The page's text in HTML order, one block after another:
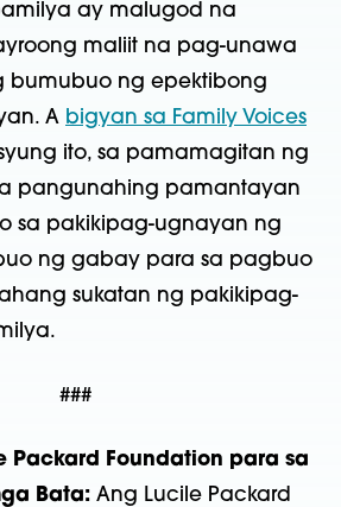
ay malugod na
maliit na pag-unawa
bumubuo ng epektibong
A bigyan sa Family Voices
ito, sa pamamagitan ng
pangunahing pamantayan
sa pakikipag-ugnayan ng
ng gabay para sa pagbuo
sukatan ng pakikipag-
###
Packard Foundation para sa
Bata: Ang Lucile Packard